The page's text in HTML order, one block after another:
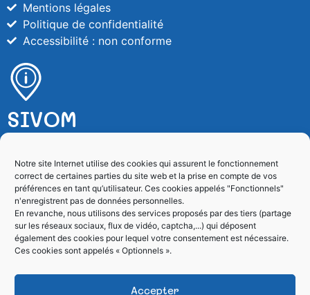
Notre site Internet utilise des cookies qui assurent le fonctionnement
correct de certaines parties du site web et la prise en compte de vos
préférences en tant qu’utilisateur. Ces cookies appelés "Fonctionnels"
n'enregistrent pas de données personnelles.
En revanche, nous utilisons des services proposés par des tiers (partage
sur les réseaux sociaux, flux de vidéo, captcha,...) qui déposent
également des cookies pour lequel votre consentement est nécessaire.
Ces cookies sont appelés « Optionnels ».
Accepter
Mentions légales
Politique de confidentialité
Accessibilité : non conforme
SIVOM
SIVOM de Villefranche sur Mer
4, rue de l’Esquiaou – BP 128
06231 Villefranche sur Mer Cedex
04 93 01 86 60
Formulaire de contact